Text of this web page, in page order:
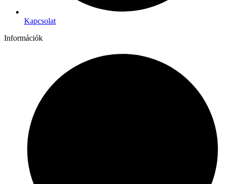
Kapcsolat
Információk